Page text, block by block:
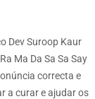
Dev Suroop Kaur
Ma Da Sa Sa Say
correcta e
a curar e ajudar os